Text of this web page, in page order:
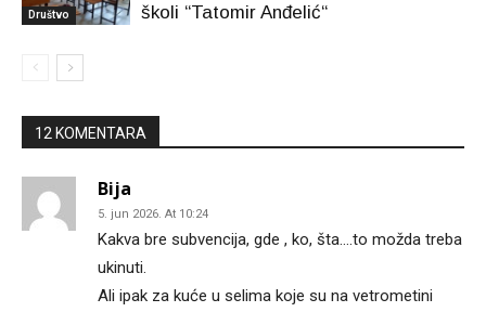
Društvo
školi “Tatomir Anđelić“
12 KOMENTARA
Bija
5. jun 2026. At 10:24
Kakva bre subvencija, gde , ko, šta….to možda treba
ukinuti.
Ali ipak za kuće u selima koje su na vetrometini